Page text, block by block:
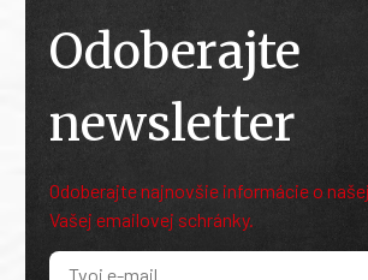
Odoberajte
newsletter
Odoberajte najnovšie informácie o
Vašej emailovej schránky.